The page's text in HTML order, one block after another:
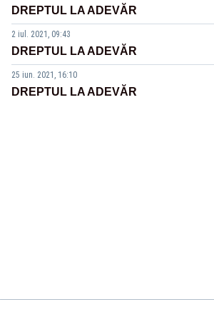
DREPTUL LA ADEVĂR
2 iul. 2021, 09:43
DREPTUL LA ADEVĂR
25 iun. 2021, 16:10
DREPTUL LA ADEVĂR